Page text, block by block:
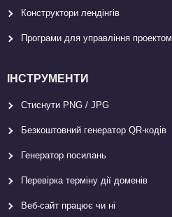
Конструктори лендінгів
Програми для управління проектом
ІНСТРУМЕНТИ
Стиснути PNG / JPG
Безкоштовний генератор QR-кодів
Генератор посилань
Перевірка терміну дії доменів
Веб-сайт працює чи ні